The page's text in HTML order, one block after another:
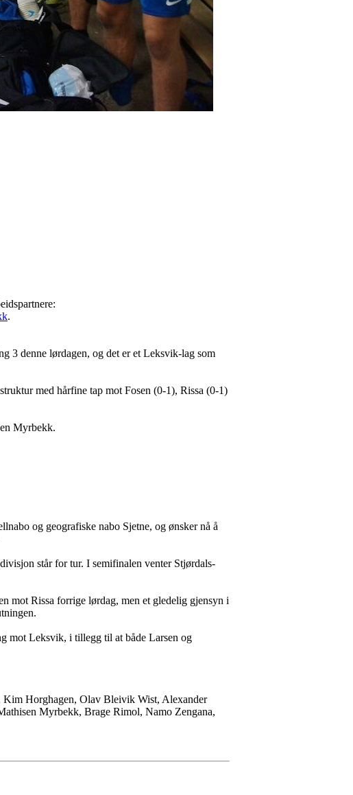
.
3 denne lørdagen, og det er et Leksvik-lag som
med hårfine tap mot Fosen (0-1), Rissa (0-1)
Myrbekk.
og geografiske nabo Sjetne, og ønsker nå å
står for tur. I semifinalen venter Stjørdals-
mot Rissa forrige lørdag, men et gledelig gjensyn i
mot Leksvik, i tillegg til at både Larsen og
Horghagen, Olav Bleivik Wist, Alexander
Myrbekk, Brage Rimol, Namo Zengana,